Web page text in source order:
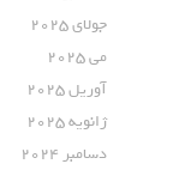
جولای 2025
می 2025
آوریل 2025
ژانویه 2025
دسامبر 2024